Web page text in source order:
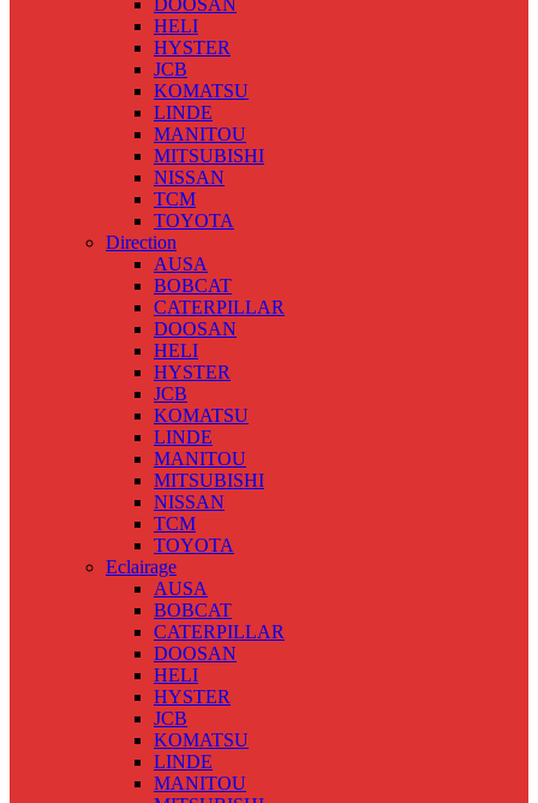
DOOSAN
HELI
HYSTER
JCB
KOMATSU
LINDE
MANITOU
MITSUBISHI
NISSAN
TCM
TOYOTA
Direction
AUSA
BOBCAT
CATERPILLAR
DOOSAN
HELI
HYSTER
JCB
KOMATSU
LINDE
MANITOU
MITSUBISHI
NISSAN
TCM
TOYOTA
Eclairage
AUSA
BOBCAT
CATERPILLAR
DOOSAN
HELI
HYSTER
JCB
KOMATSU
LINDE
MANITOU